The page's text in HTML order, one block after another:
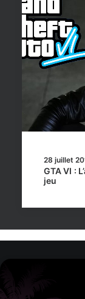
28 juillet
GTA VI :
jeu
Rockstar Mag’,